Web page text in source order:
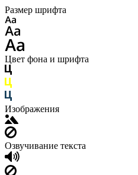
Размер шрифта
Цвет фона и шрифта
Изображения
Озвучивание текста